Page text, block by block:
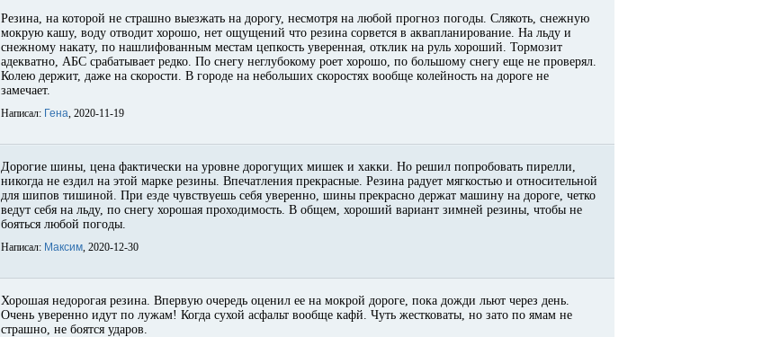
Резина, на которой не страшно выезжать на дорогу, несмотря на любой прогноз погоды. Слякоть, снежную
мокрую кашу, воду отводит хорошо, нет ощущений что резина сорвется в аквапланирование. На льду и
снежному накату, по нашлифованным местам цепкость уверенная, отклик на руль хороший. Тормозит
адекватно, АБС срабатывает редко. По снегу неглубокому роет хорошо, по большому снегу еще не проверял.
Колею держит, даже на скорости. В городе на небольших скоростях вообще колейность на дороге не
замечает.
Написал: Гена, 2020-11-19
Дорогие шины, цена фактически на уровне дорогущих мишек и хакки. Но решил попробовать пирелли,
никогда не ездил на этой марке резины. Впечатления прекрасные. Резина радует мягкостью и относительной
для шипов тишиной. При езде чувствуешь себя уверенно, шины прекрасно держат машину на дороге, четко
ведут себя на льду, по снегу хорошая проходимость. В общем, хороший вариант зимней резины, чтобы не
бояться любой погоды.
Написал: Максим, 2020-12-30
Хорошая недорогая резина. Впервую очередь оценил ее на мокрой дороге, пока дожди льют через день.
Очень уверенно идут по лужам! Когда сухой асфальт вообще кафй. Чуть жестковаты, но зато по ямам не
страшно, не боятся ударов.